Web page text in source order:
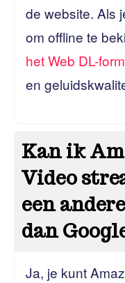
de website. Als
om offline te
het Web DL-
en
Kan ik
Video
een
dan
Ja, je kunt